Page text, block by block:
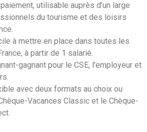
utilisable auprès d’un large
du tourisme et des loisirs
à mettre en place dans toutes les
à partir de 1 salarié.
gagnant pour le CSE, l’employeur et
avec deux formats au choix ou
Vacances Classic et le Chèque-